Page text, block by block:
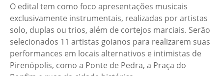
O edital tem como foco apresentações musicais
exclusivamente instrumentais, realizadas por artistas
solo, duplas ou trios, além de cortejos marciais. Serão
selecionados 11 artistas goianos para realizarem suas
performances em locais alternativos e intimistas de
Pirenópolis, como a Ponte de Pedra, a Praça do